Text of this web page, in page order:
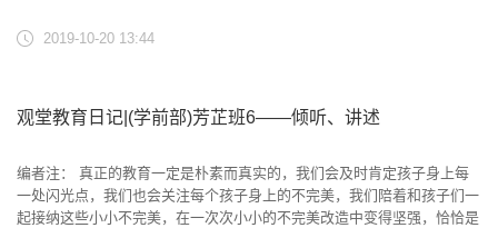
2019-10-20 13:44
观堂教育日记|(学前部)芳芷班6——倾听、讲述
编者注： 真正的教育一定是朴素而真实的，我们会及时肯定孩子身上每
一处闪光点，我们也会关注每个孩子身上的不完美，我们陪着和孩子们一
起接纳这些小小不完美，在一次次小小的不完美改造中变得坚强，恰恰是